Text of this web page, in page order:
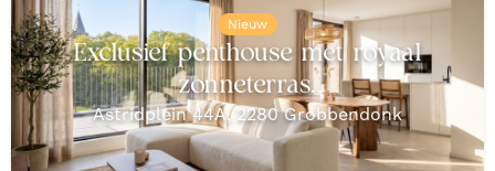
Nieuw
Exclusief penthouse met royaal
zonneterras.
Astridplein 44A,2280 Grobbendonk